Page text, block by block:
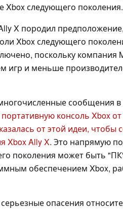
Xbox следующего поколения.
X породил
Xbox следующего
поскольку компания
игр и меньше
сообщения
портативную консоль Xbox
от этой идеи, чтобы
Xbox Ally X. Это напрямую
поколения может быть
обеспечением Xbox,
опасения